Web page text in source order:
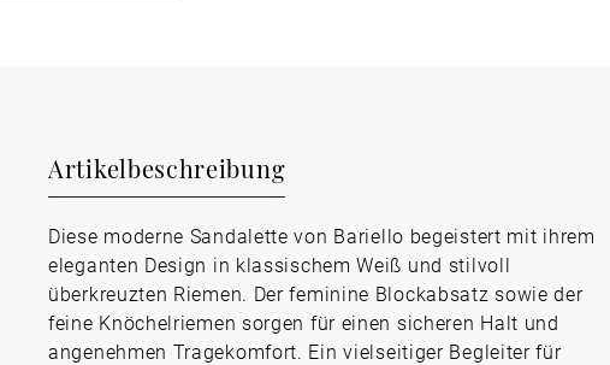
Artikelbeschreibung
Diese moderne Sandalette von Bariello begeistert mit ihrem
eleganten Design in klassischem Weiß und stilvoll
überkreuzten Riemen. Der feminine Blockabsatz sowie der
feine Knöchelriemen sorgen für einen sicheren Halt und
angenehmen Tragekomfort. Ein vielseitiger Begleiter für